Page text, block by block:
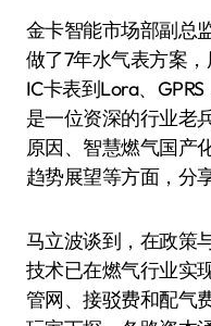
金卡智能市场部副总
做了7年水气表方案
IC卡表到Lora、
是一位资深的行业老
原因、智慧燃气国产
趋势展望等方面，分
马立波谈到，在政策
技术已在燃气行业实
管网、接驳费和配气